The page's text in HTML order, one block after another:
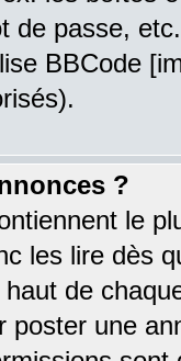
de passe,
BBCode
?
le
les lire dès
de
poster une